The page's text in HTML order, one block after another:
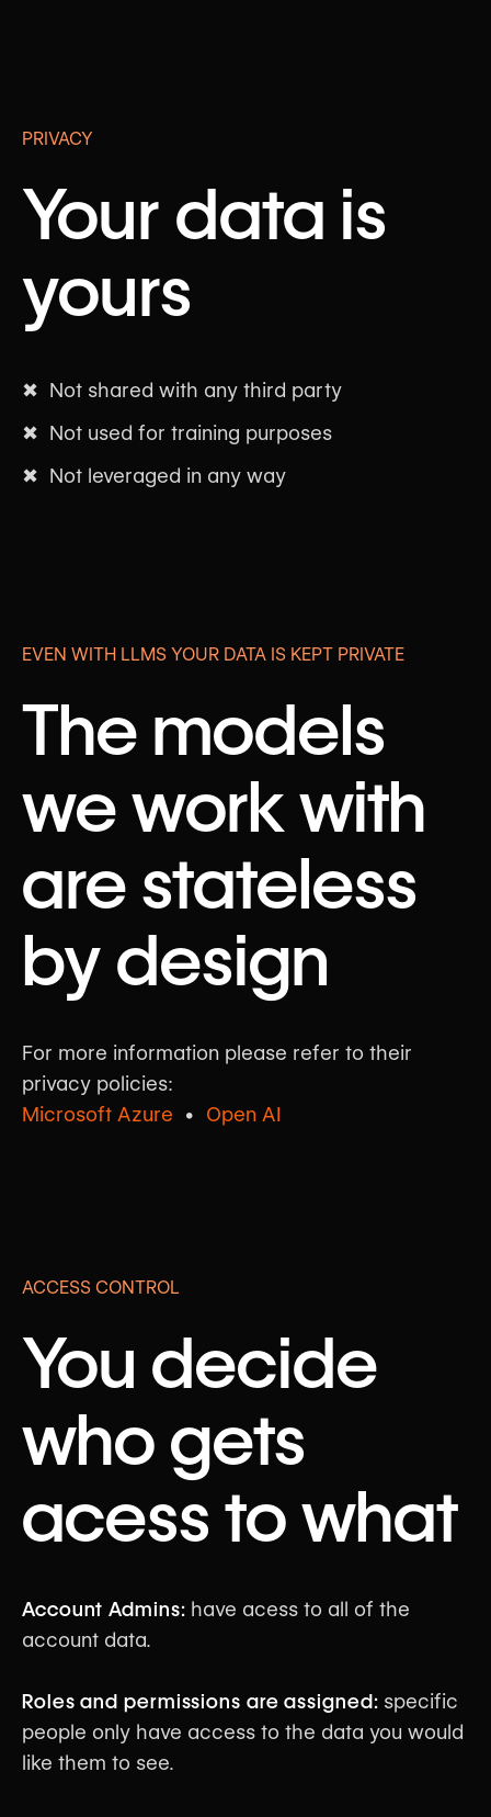
PRIVACY
Your data is
yours
✖ Not shared with any third party
✖ Not used for training purposes
✖ Not leveraged in any way
EVEN WITH LLMS YOUR DATA IS KEPT PRIVATE
The models
we work with
are stateless
by design
For more information please refer to their
privacy policies:
Microsoft Azure • Open AI
ACCESS CONTROL
You decide
who gets
acess to what
Account Admins: have acess to all of the
account data.
Roles and permissions are assigned: specific
people only have access to the data you would
like them to see.